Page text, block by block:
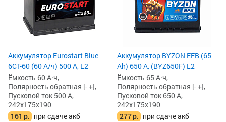
Аккумулятор Eurostart Blue
6CT-60 (60 А/ч) 500 А, L2
Ёмкость 60 А·ч,
Полярность обратная [- +],
Пусковой ток 500 А,
242x175x190
161 р. при сдаче акб
Аккумулятор BYZON EFB (65
Ah) 650 А, (BYZ650F) L2
Ёмкость 65 А·ч,
Полярность обратная [- +],
Пусковой ток 650 А,
242x175x190
277р. при сдаче акб